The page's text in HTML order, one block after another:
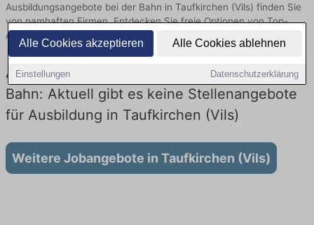
Alle Cookies akzeptieren Alle Cookies ablehnen
Einstellungen Datenschutzerklärung
Ausbildungsangebote bei der Bahn in Taufkirchen (Vils) finden Sie
von namhaften Firmen. Entdecken Sie freie Optionen von Top-
Arbeitgebern und bewerben Sie sich noch heute.
Ausbildung in Taufkirchen (Vils) bei der
Bahn: Aktuell gibt es keine Stellenangebote
für Ausbildung in Taufkirchen (Vils)
Weitere Jobangebote in Taufkirchen (Vils)